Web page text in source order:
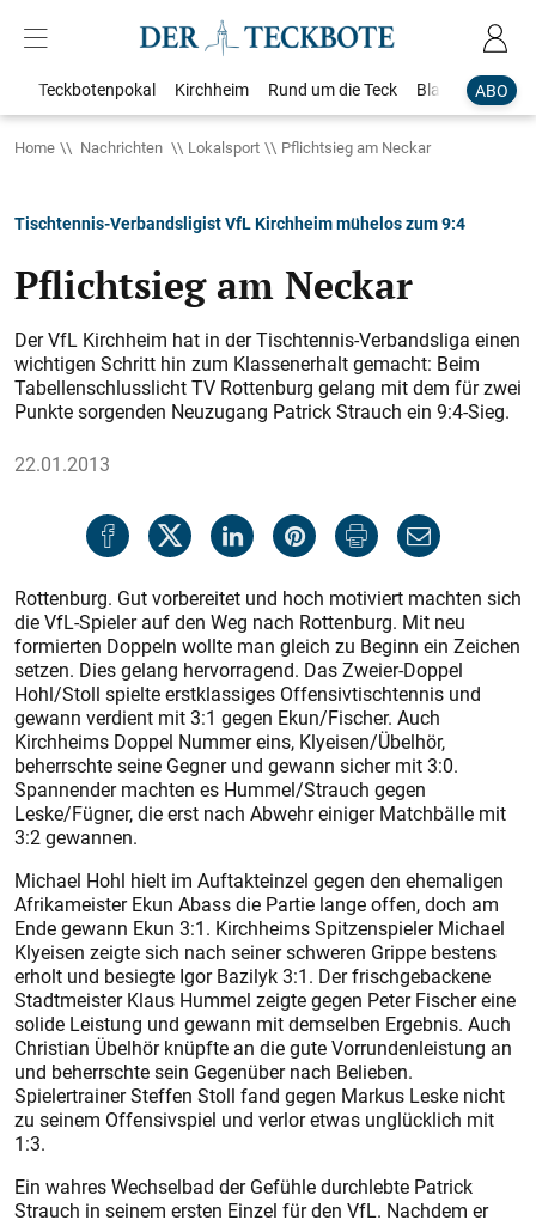
ABO
Teckbotenpokal Kirchheim Rund um die Teck Blaulicht
Home Nachrichten Lokalsport Pflichtsieg am Neckar
Tischtennis-Verbandsligist VfL Kirchheim mühelos zum 9:4
Pflichtsieg am Neckar
Der VfL Kirchheim hat in der Tischtennis-Verbandsliga einen
wichtigen Schritt hin zum Klassenerhalt gemacht: Beim
Tabellenschlusslicht TV Rottenburg gelang mit dem für zwei
Punkte sorgenden Neuzugang Patrick Strauch ein 9:4-Sieg.
22.01.2013
Rottenburg. Gut vorbereitet und hoch motiviert machten sich
die VfL-Spieler auf den Weg nach Rottenburg. Mit neu
formierten Doppeln wollte man gleich zu Beginn ein Zeichen
setzen. Dies gelang hervorragend. Das Zweier-Doppel
Hohl/Stoll spielte erstklassiges Offensivtischtennis und
gewann verdient mit 3:1 gegen Ekun/Fischer. Auch
Kirchheims Doppel Nummer eins, Klyeisen/Übelhör,
beherrschte seine Gegner und gewann sicher mit 3:0.
Spannender machten es Hummel/Strauch gegen
Leske/Fügner, die erst nach Abwehr einiger Matchbälle mit
3:2 gewannen.
Michael Hohl hielt im Auftakteinzel gegen den ehemaligen
Afrikameister Ekun Abass die Partie lange offen, doch am
Ende gewann Ekun 3:1. Kirchheims Spitzenspieler Michael
Klyeisen zeigte sich nach seiner schweren Grippe bestens
erholt und besiegte Igor Bazilyk 3:1. Der frisch­gebackene
Stadtmeister Klaus Hummel zeigte gegen Peter Fischer eine
solide Leistung und gewann mit demselben Ergebnis. Auch
Christian Übelhör knüpfte an die gute Vorrundenleistung an
und beherrschte sein Gegenüber nach Belieben.
Spielertrainer Steffen Stoll fand gegen Markus Leske nicht
zu seinem Offensivspiel und verlor etwas unglücklich mit
1:3.
Ein wahres Wechselbad der Gefühle durchlebte Patrick
Strauch in seinem ersten Einzel für den VfL. Nachdem er